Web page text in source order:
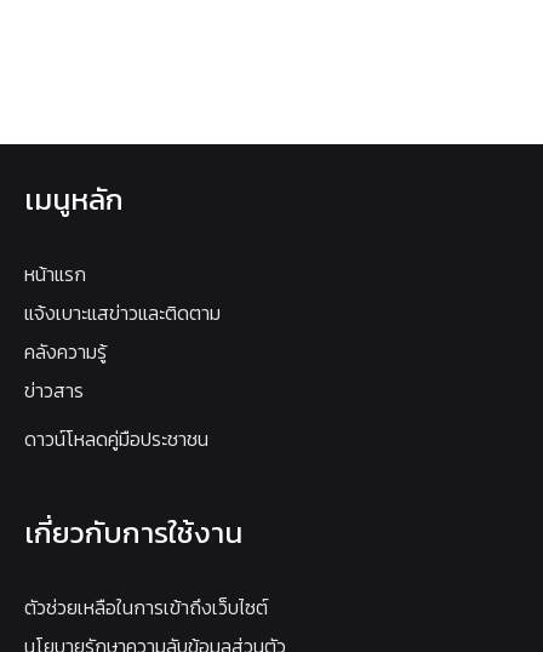
เมนูหลัก
หน้าแรก
แจ้งเบาะแสข่าวและติดตาม
คลังความรู้
ข่าวสาร
ดาวน์โหลดคู่มือประชาชน
เกี่ยวกับการใช้งาน
ตัวช่วยเหลือในการเข้าถึงเว็บไซต์
นโยบายรักษาความลับข้อมูลส่วนตัว